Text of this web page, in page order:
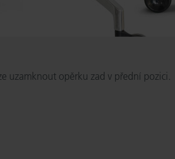
uzamknout opěrku zad v přední pozici.